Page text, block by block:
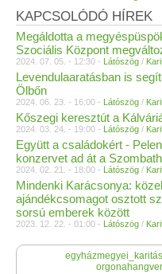
KAPCSOLÓDÓ HÍREK
Megáldotta a
Szociális Központ
2024. 07. 05. - 12:30 - Látószög /
Levendulaaratásban is
Ölbőn
2024. 06. 23. - 16:00 - Látószög /
Kőszegi keresztút a
2024. 03. 24. - 19:00 - Látószög /
Együtt a családokért -
konzervet ad át a
2024. 02. 21. - 18:00 - Látószög /
Mindenki Karácsonya:
ajándékcsomagot osztott
sorsú emberek között
2023. 12. 22. - 01:00 - Látószög /